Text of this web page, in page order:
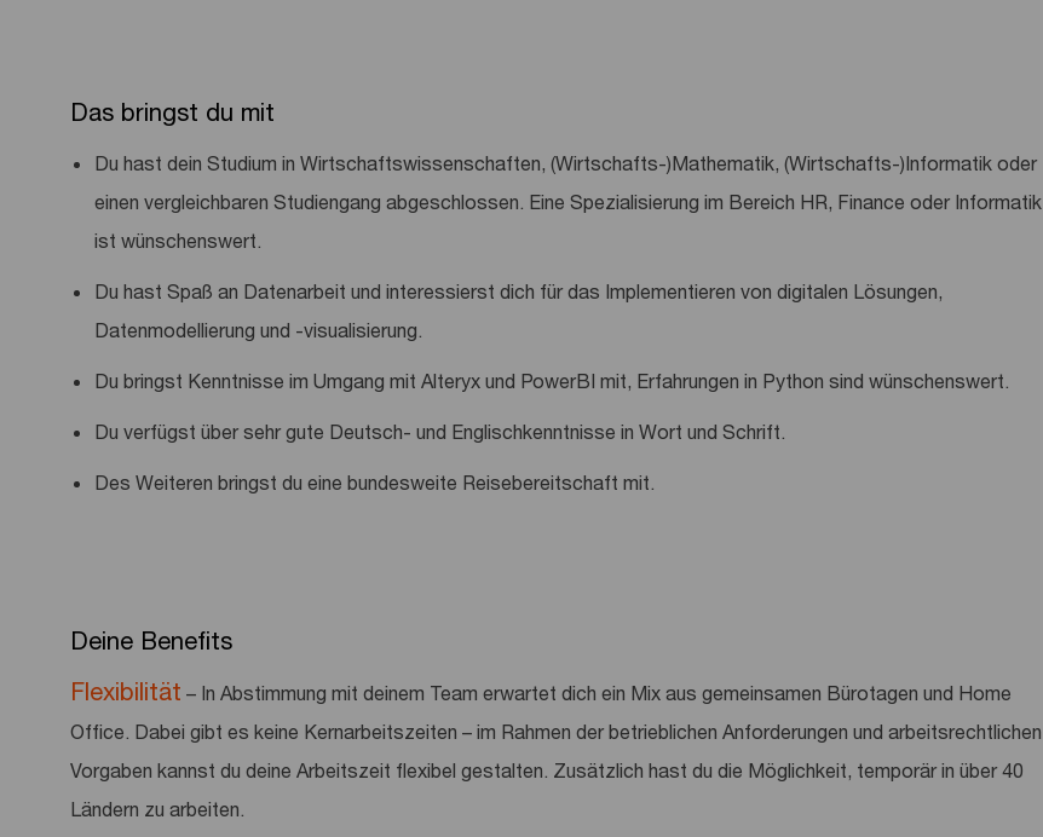
Das bringst du mit
Du hast dein Studium in Wirtschaftswissenschaften, (Wirtschafts-)Mathematik, (Wirtschafts-)Informatik oder
einen vergleichbaren Studiengang abgeschlossen. Eine Spezialisierung im Bereich HR, Finance oder Informatik
ist wünschenswert.
Du hast Spaß an Datenarbeit und interessierst dich für das Implementieren von digitalen Lösungen,
Datenmodellierung und -visualisierung.
Du bringst Kenntnisse im Umgang mit Alteryx und PowerBI mit, Erfahrungen in Python sind wünschenswert.
Du verfügst über sehr gute Deutsch- und Englischkenntnisse in Wort und Schrift.
Des Weiteren bringst du eine bundesweite Reisebereitschaft mit.
Deine Benefits
Flexibilität – In Abstimmung mit deinem Team erwartet dich ein Mix aus gemeinsamen Bürotagen und Home
Office. Dabei gibt es keine Kernarbeitszeiten – im Rahmen der betrieblichen Anforderungen und arbeitsrechtlichen
Vorgaben kannst du deine Arbeitszeit flexibel gestalten. Zusätzlich hast du die Möglichkeit, temporär in über 40
Ländern zu arbeiten.